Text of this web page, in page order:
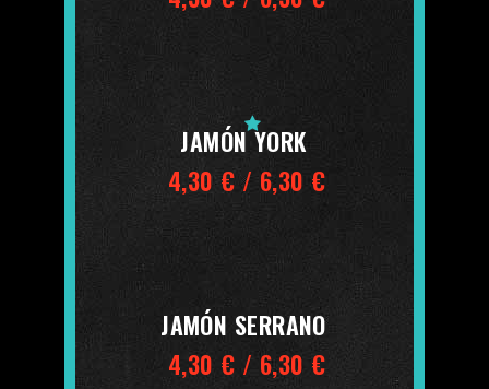
JAMÓN YORK
4,30 € / 6,30 €
JAMÓN SERRANO
4,30 € / 6,30 €